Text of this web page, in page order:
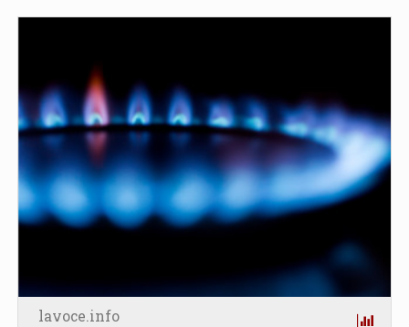
lavoce.info